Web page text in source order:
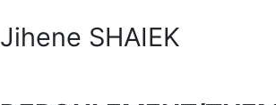
Jihene SHAIEK